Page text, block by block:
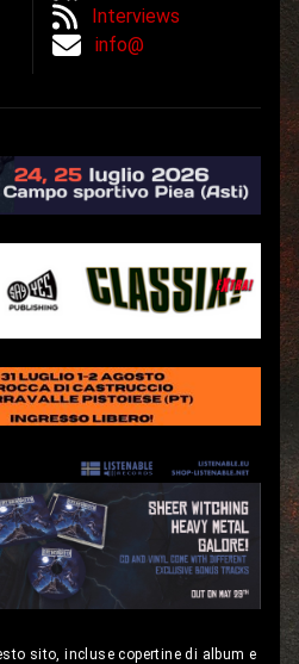
Interviews
info@
sito, incluse copertine di album e